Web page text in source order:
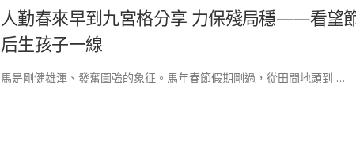
人勤春來早到九宮格分享 力保殘局穩——看望
后生孩子一線
馬是剛健雄渾、發奮圖強的象征。馬年春節假期剛過，從田間地頭到 …